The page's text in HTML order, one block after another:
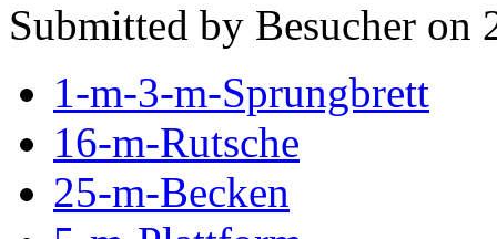
Submitted by Besucher on
1-m-3-m-Sprungbrett
16-m-Rutsche
25-m-Becken